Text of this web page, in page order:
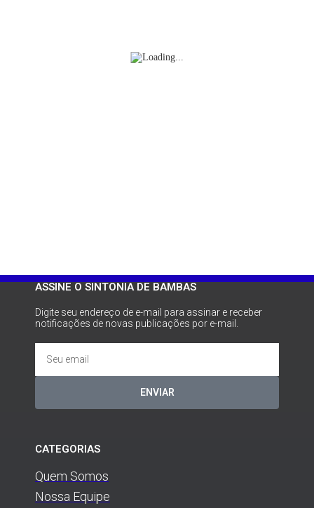
ASSINE O SINTONIA DE BAMBAS
Digite seu endereço de e-mail para assinar e receber
notificações de novas publicações por e-mail.
ENVIAR
CATEGORIAS
Quem Somos
Nossa Equipe